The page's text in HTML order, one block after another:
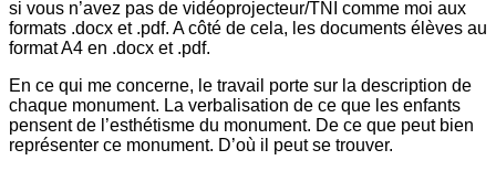
si vous n’avez pas de vidéoprojecteur/TNI comme moi aux
formats .docx et .pdf. A côté de cela, les documents élèves au
format A4 en .docx et .pdf.
En ce qui me concerne, le travail porte sur la description de
chaque monument. La verbalisation de ce que les enfants
pensent de l’esthétisme du monument. De ce que peut bien
représenter ce monument. D’où il peut se trouver.